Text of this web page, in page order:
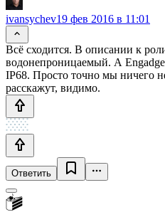
ivansychev19 фев 2016 в 11:01
Всё сходится. В описании к
водонепроницаемый. А
IP68. Просто точно мы ничего
расскажут, видимо.
Ответить